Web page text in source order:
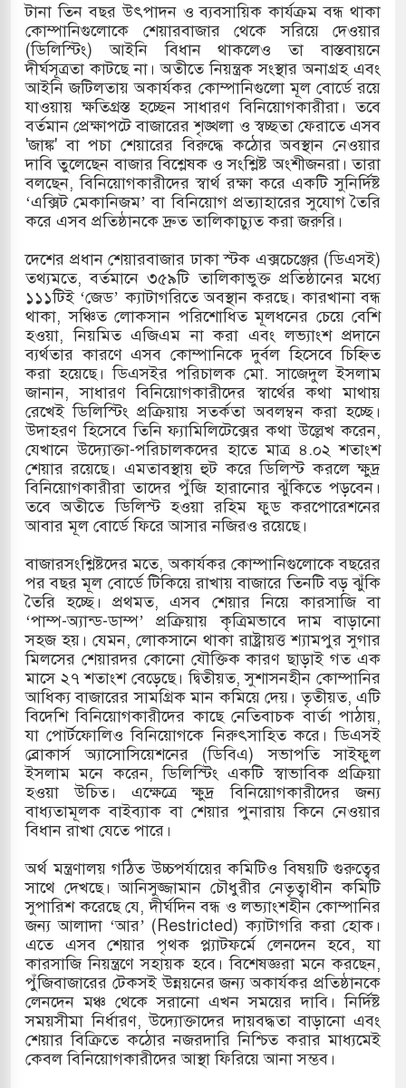
অ্যারেস্ট আবেদন, বরগুনার এসআইয়ের বিরুদ্ধে
নতুন বাংলাদেশের পথচলার কেন্দ্র হবে: ড.
খাতে সৌদির বিনিয়োগের আহবান প্রধানমন্ত্রীর
ছাত্রদল ও ছাত্রলীগের আচরণ ইসরায়েলের
পথে ইসরায়েলীরা,হাতছাড়ার ঝুঁকিতে জরুরি
ঢলে ফুঁসে উঠেছে তিস্তা
মুক্তির দাবিতে পাকিস্তানজুড়ে পিটিআইয়ের আজ
কোরিয়ার ক্ষেপণাস্ত্র ইউনিট মোতায়েন করা হয়েছে:
টানা তিন বছর উৎপাদন ও ব্যবসায়িক কার্যক্রম বন্ধ থাকা
কোম্পানিগুলোকে শেয়ারবাজার থেকে সরিয়ে দেওয়ার
(ডিলিস্টিং) আইনি বিধান থাকলেও তা বাস্তবায়নে
দীর্ঘসূত্রতা কাটছে না। অতীতে নিয়ন্ত্রক সংস্থার অনাগ্রহ এবং
আইনি জটিলতায় অকার্যকর কোম্পানিগুলো মূল বোর্ডে রয়ে
যাওয়ায় ক্ষতিগ্রস্ত হচ্ছেন সাধারণ বিনিয়োগকারীরা। তবে
বর্তমান প্রেক্ষাপটে বাজারের শৃঙ্খলা ও স্বচ্ছতা ফেরাতে এসব
'জাঙ্ক' বা পচা শেয়ারের বিরুদ্ধে কঠোর অবস্থান নেওয়ার
দাবি তুলেছেন বাজার বিশ্লেষক ও সংশ্লিষ্ট অংশীজনরা। তারা
বলছেন, বিনিয়োগকারীদের স্বার্থ রক্ষা করে একটি সুনির্দিষ্ট
‘এক্সিট মেকানিজম’ বা বিনিয়োগ প্রত্যাহারের সুযোগ তৈরি
করে এসব প্রতিষ্ঠানকে দ্রুত তালিকাচ্যুত করা জরুরি।
​দেশের প্রধান শেয়ারবাজার ঢাকা স্টক এক্সচেঞ্জের (ডিএসই)
তথ্যমতে, বর্তমানে ৩৫৯টি তালিকাভুক্ত প্রতিষ্ঠানের মধ্যে
১১১টিই ‘জেড’ ক্যাটাগরিতে অবস্থান করছে। কারখানা বন্ধ
থাকা, সঞ্চিত লোকসান পরিশোধিত মূলধনের চেয়ে বেশি
হওয়া, নিয়মিত এজিএম না করা এবং লভ্যাংশ প্রদানে
ব্যর্থতার কারণে এসব কোম্পানিকে দুর্বল হিসেবে চিহ্নিত
করা হয়েছে। ডিএসইর পরিচালক মো. সাজেদুল ইসলাম
জানান, সাধারণ বিনিয়োগকারীদের স্বার্থের কথা মাথায়
রেখেই ডিলিস্টিং প্রক্রিয়ায় সতর্কতা অবলম্বন করা হচ্ছে।
উদাহরণ হিসেবে তিনি ফ্যামিলিটেক্সের কথা উল্লেখ করেন,
যেখানে উদ্যোক্তা-পরিচালকদের হাতে মাত্র ৪.০২ শতাংশ
শেয়ার রয়েছে। এমতাবস্থায় হুট করে ডিলিস্ট করলে ক্ষুদ্র
বিনিয়োগকারীরা তাদের পুঁজি হারানোর ঝুঁকিতে পড়বেন।
তবে অতীতে ডিলিস্ট হওয়া রহিম ফুড করপোরেশনের
আবার মূল বোর্ডে ফিরে আসার নজিরও রয়েছে।
​বাজারসংশ্লিষ্টদের মতে, অকার্যকর কোম্পানিগুলোকে বছরের
পর বছর মূল বোর্ডে টিকিয়ে রাখায় বাজারে তিনটি বড় ঝুঁকি
তৈরি হচ্ছে। প্রথমত, এসব শেয়ার নিয়ে কারসাজি বা
‘পাম্প-অ্যান্ড-ডাম্প’ প্রক্রিয়ায় কৃত্রিমভাবে দাম বাড়ানো
সহজ হয়। যেমন, লোকসানে থাকা রাষ্ট্রায়ত্ত শ্যামপুর সুগার
মিলসের শেয়ারদর কোনো যৌক্তিক কারণ ছাড়াই গত এক
মাসে ২৭ শতাংশ বেড়েছে। দ্বিতীয়ত, সুশাসনহীন কোম্পানির
আধিক্য বাজারের সামগ্রিক মান কমিয়ে দেয়। তৃতীয়ত, এটি
বিদেশি বিনিয়োগকারীদের কাছে নেতিবাচক বার্তা পাঠায়,
যা পোর্টফোলিও বিনিয়োগকে নিরুৎসাহিত করে। ডিএসই
ব্রোকার্স অ্যাসোসিয়েশনের (ডিবিএ) সভাপতি সাইফুল
ইসলাম মনে করেন, ডিলিস্টিং একটি স্বাভাবিক প্রক্রিয়া
হওয়া উচিত। এক্ষেত্রে ক্ষুদ্র বিনিয়োগকারীদের জন্য
বাধ্যতামূলক বাইব্যাক বা শেয়ার পুনারায় কিনে নেওয়ার
বিধান রাখা যেতে পারে।
​অর্থ মন্ত্রণালয় গঠিত উচ্চপর্যায়ের কমিটিও বিষয়টি গুরুত্বের
সাথে দেখছে। আনিসুজ্জামান চৌধুরীর নেতৃত্বাধীন কমিটি
সুপারিশ করেছে যে, দীর্ঘদিন বন্ধ ও লভ্যাংশহীন কোম্পানির
জন্য আলাদা ‘আর’ (Restricted) ক্যাটাগরি করা হোক।
এতে এসব শেয়ার পৃথক প্ল্যাটফর্মে লেনদেন হবে, যা
কারসাজি নিয়ন্ত্রণে সহায়ক হবে। বিশেষজ্ঞরা মনে করছেন,
পুঁজিবাজারের টেকসই উন্নয়নের জন্য অকার্যকর প্রতিষ্ঠানকে
লেনদেন মঞ্চ থেকে সরানো এখন সময়ের দাবি। নির্দিষ্ট
সময়সীমা নির্ধারণ, উদ্যোক্তাদের দায়বদ্ধতা বাড়ানো এবং
শেয়ার বিক্রিতে কঠোর নজরদারি নিশ্চিত করার মাধ্যমেই
কেবল বিনিয়োগকারীদের আস্থা ফিরিয়ে আনা সম্ভব।